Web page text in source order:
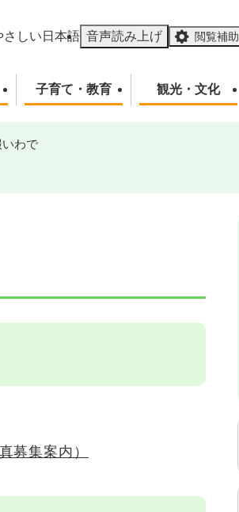
さしい日本語 音声読み上げ 閲覧補助
子育て・教育 観光・文化
いわで
募集案内）